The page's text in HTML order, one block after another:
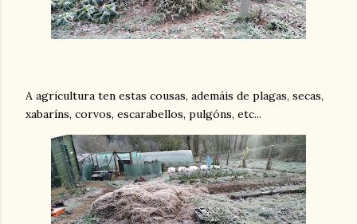
A agricultura ten estas cousas, ademáis de plagas, secas,
xabaríns, corvos, escarabellos, pulgóns, etc...